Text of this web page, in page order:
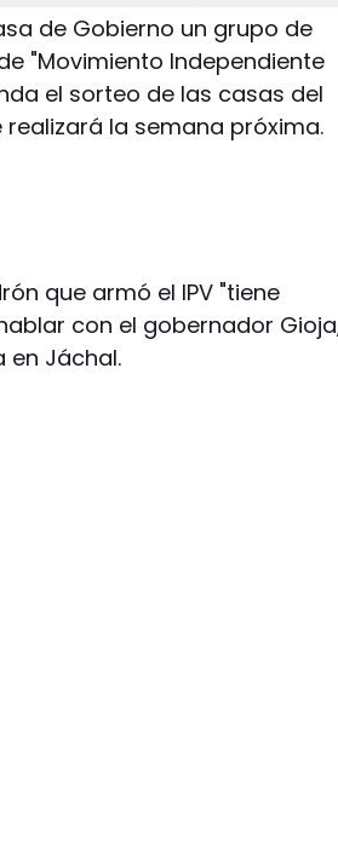
de Gobierno un grupo de
"Movimiento Independiente
el sorteo de las casas del
la semana próxima.
que armó el IPV "tiene
con el gobernador
en Jáchal.